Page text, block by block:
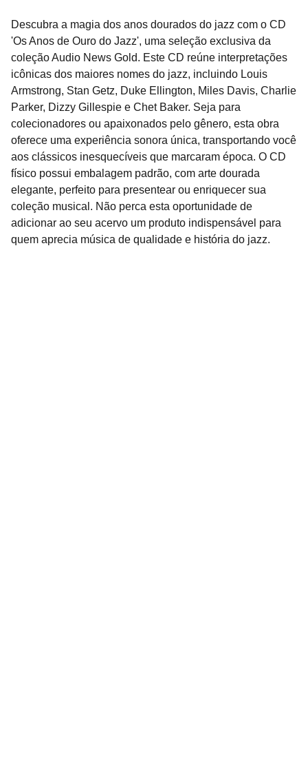
Descubra a magia dos anos dourados do jazz com o CD
'Os Anos de Ouro do Jazz', uma seleção exclusiva da
coleção Audio News Gold. Este CD reúne interpretações
icônicas dos maiores nomes do jazz, incluindo Louis
Armstrong, Stan Getz, Duke Ellington, Miles Davis, Charlie
Parker, Dizzy Gillespie e Chet Baker. Seja para
colecionadores ou apaixonados pelo gênero, esta obra
oferece uma experiência sonora única, transportando você
aos clássicos inesquecíveis que marcaram época. O CD
físico possui embalagem padrão, com arte dourada
elegante, perfeito para presentear ou enriquecer sua
coleção musical. Não perca esta oportunidade de
adicionar ao seu acervo um produto indispensável para
quem aprecia música de qualidade e história do jazz.